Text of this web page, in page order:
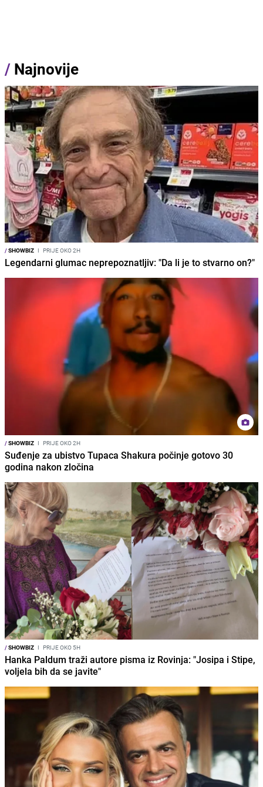
/ Najnovije
/SHOWBIZ I PRIJE OKO 2H
Legendarni glumac neprepoznatljiv: "Da li je to stvarno on?"
/SHOWBIZ I PRIJE OKO 2H
Suđenje za ubistvo Tupaca Shakura počinje gotovo 30
godina nakon zločina
/SHOWBIZ I PRIJE OKO 5H
Hanka Paldum traži autore pisma iz Rovinja: "Josipa i Stipe,
voljela bih da se javite"